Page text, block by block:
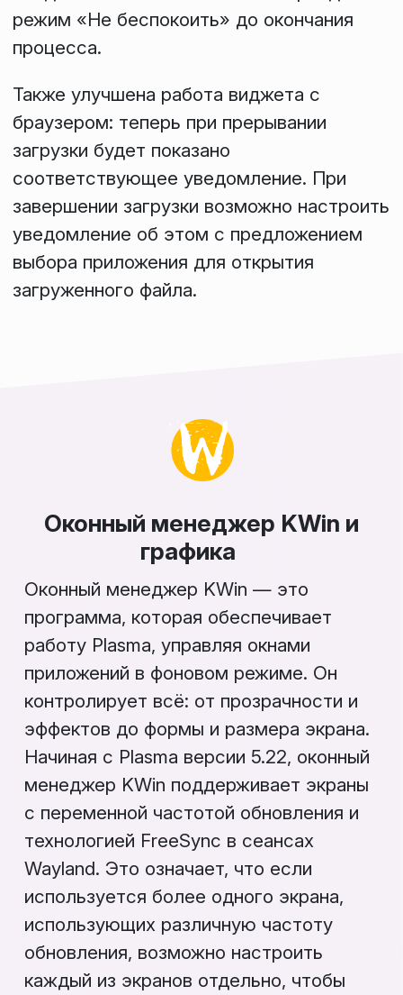
режим «Не беспокоить» до окончания
процесса.
Также улучшена работа виджета с
браузером: теперь при прерывании
загрузки будет показано
соответствующее уведомление. При
завершении загрузки возможно настроить
уведомление об этом с предложением
выбора приложения для открытия
загруженного файла.
Оконный менеджер KWin и
графика
Оконный менеджер KWin — это
программа, которая обеспечивает
работу Plasma, управляя окнами
приложений в фоновом режиме. Он
контролирует всё: от прозрачности и
эффектов до формы и размера экрана.
Начиная с Plasma версии 5.22, оконный
менеджер KWin поддерживает экраны
с переменной частотой обновления и
технологией FreeSync в сеансах
Wayland. Это означает, что если
используется более одного экрана,
использующих различную частоту
обновления, возможно настроить
каждый из экранов отдельно, чтобы